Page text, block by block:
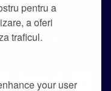
pentru a
a oferi
traficul.
your user
de sex și a